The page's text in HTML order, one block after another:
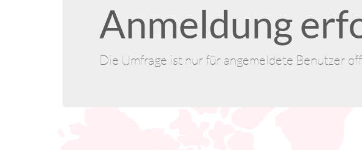
Anmeldung
Die Umfrage ist nur für angemeldete Benutzer